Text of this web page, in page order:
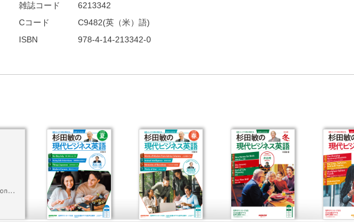
雑誌コード
6213342
Cコード
C9482(英（米）語)
ISBN
978-4-14-213342-0